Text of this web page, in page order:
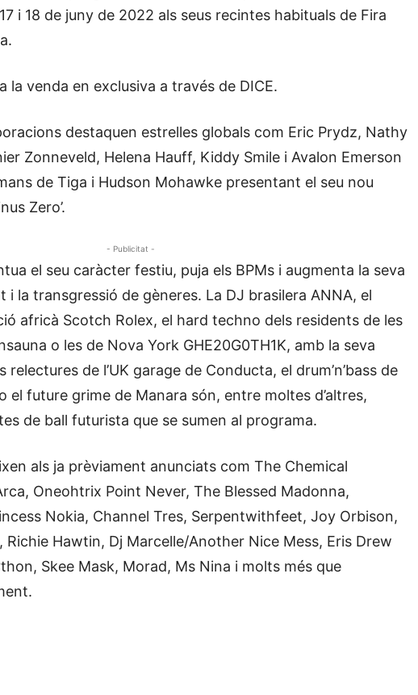
i 18 de juny de 2022 als seus recintes habituals de Fira
la venda en exclusiva a través de DICE.
destaquen estrelles globals com Eric Prydz, Nathy
Zonneveld, Helena Hauff, Kiddy Smile i Avalon Emerson
de Tiga i Hudson Mohawke presentant el seu nou
Zero’.
- Publicitat -
el seu caràcter festiu, puja els BPMs i augmenta la seva
i la transgressió de gèneres. La DJ brasilera ANNA, el
africà Scotch Rolex, el hard techno dels residents de les
o les de Nova York GHE20G0TH1K, amb la seva
relectures de l’UK garage de Conducta, el drum’n’bass de
el future grime de Manara són, entre moltes d’altres,
de ball futurista que se sumen al programa.
als ja prèviament anunciats com The Chemical
Oneohtrix Point Never, The Blessed Madonna,
Nokia, Channel Tres, Serpentwithfeet, Joy Orbison,
Richie Hawtin, Dj Marcelle/Another Nice Mess, Eris Drew
Skee Mask, Morad, Ms Nina i molts més que